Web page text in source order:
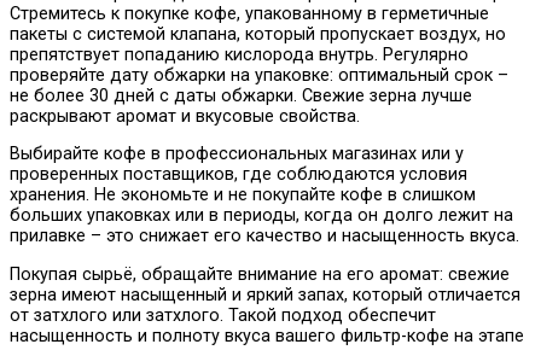
Стремитесь к покупке кофе, упакованному в герметичные
пакеты с системой клапана, который пропускает воздух, но
препятствует попаданию кислорода внутрь. Регулярно
проверяйте дату обжарки на упаковке: оптимальный срок –
не более 30 дней с даты обжарки. Свежие зерна лучше
раскрывают аромат и вкусовые свойства.
Выбирайте кофе в профессиональных магазинах или у
проверенных поставщиков, где соблюдаются условия
хранения. Не экономьте и не покупайте кофе в слишком
больших упаковках или в периоды, когда он долго лежит на
прилавке – это снижает его качество и насыщенность вкуса.
Покупая сырьё, обращайте внимание на его аромат: свежие
зерна имеют насыщенный и яркий запах, который отличается
от затхлого или затхлого. Такой подход обеспечит
насыщенность и полноту вкуса вашего фильтр-кофе на этапе